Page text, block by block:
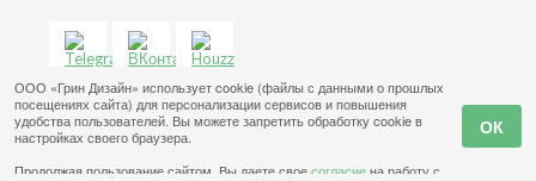
ООО «Грин Дизайн» использует cookie (файлы с данными о прошлых
посещениях сайта) для персонализации сервисов и повышения
удобства пользователей. Вы можете запретить обработку cookie в
настройках своего браузера.
Продолжая пользование сайтом, Вы даете своесогласиена работу с